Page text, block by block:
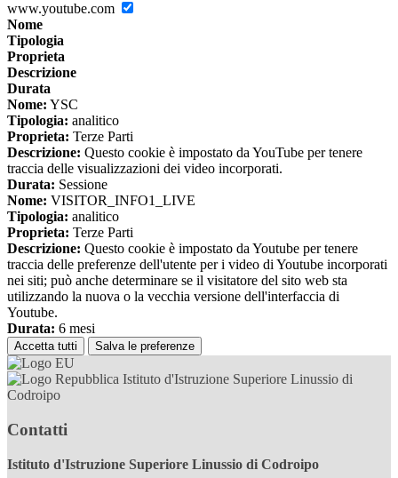
www.youtube.com
Nome
Tipologia
Proprieta
Descrizione
Durata
Nome: YSC
Tipologia: analitico
Proprieta: Terze Parti
Descrizione: Questo cookie è impostato da YouTube per tenere
traccia delle visualizzazioni dei video incorporati.
Durata: Sessione
Nome: VISITOR_INFO1_LIVE
Tipologia: analitico
Proprieta: Terze Parti
Descrizione: Questo cookie è impostato da Youtube per tenere
traccia delle preferenze dell'utente per i video di Youtube incorporati
nei siti; può anche determinare se il visitatore del sito web sta
utilizzando la nuova o la vecchia versione dell'interfaccia di
Youtube.
Durata: 6 mesi
Accetta tutti Salva le preferenze
Istituto d'Istruzione Superiore Linussio di
Codroipo
Contatti
Istituto d'Istruzione Superiore Linussio di Codroipo